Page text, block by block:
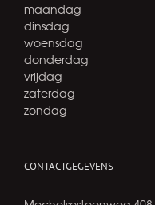
maandag
dinsdag
woensdag
donderdag
vrijdag
zaterdag
zondag
CONTACTGEGEVENS